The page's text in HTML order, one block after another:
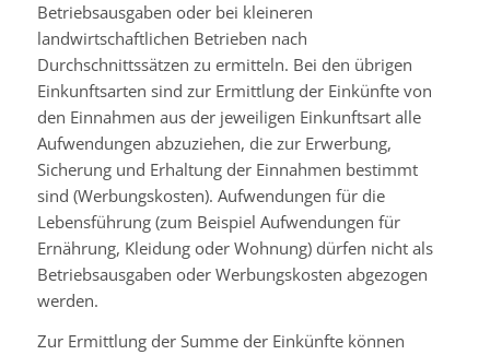
Betriebsausgaben oder bei kleineren
landwirtschaftlichen Betrieben nach
Durchschnittssätzen zu ermitteln. Bei den übrigen
Einkunftsarten sind zur Ermittlung der Einkünfte von
den Einnahmen aus der jeweiligen Einkunftsart alle
Aufwendungen abzuziehen, die zur Erwerbung,
Sicherung und Erhaltung der Einnahmen bestimmt
sind (Werbungskosten). Aufwendungen für die
Lebensführung (zum Beispiel Aufwendungen für
Ernährung, Kleidung oder Wohnung) dürfen nicht als
Betriebsausgaben oder Werbungskosten abgezogen
werden.
Zur Ermittlung der Summe der Einkünfte können